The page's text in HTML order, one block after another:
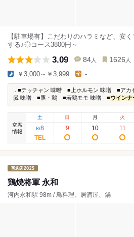
【駐車場有】こだわりのハラミなど、安
する♪◎コース3800円～
3.09 84 人 1626 人
￥3,000～￥3,999 -
...■テッチャン 味噌 ■上ホルモン 味噌 ■ア
臓 味噌 ■豚・鶏 ■若鶏モモ 味噌 ■ウインナ
空席
情報
土
8/8
日
9
月
10
火
11
鶏焼将軍 永和
河内永和駅 98m / 鳥料理、居酒屋、鍋